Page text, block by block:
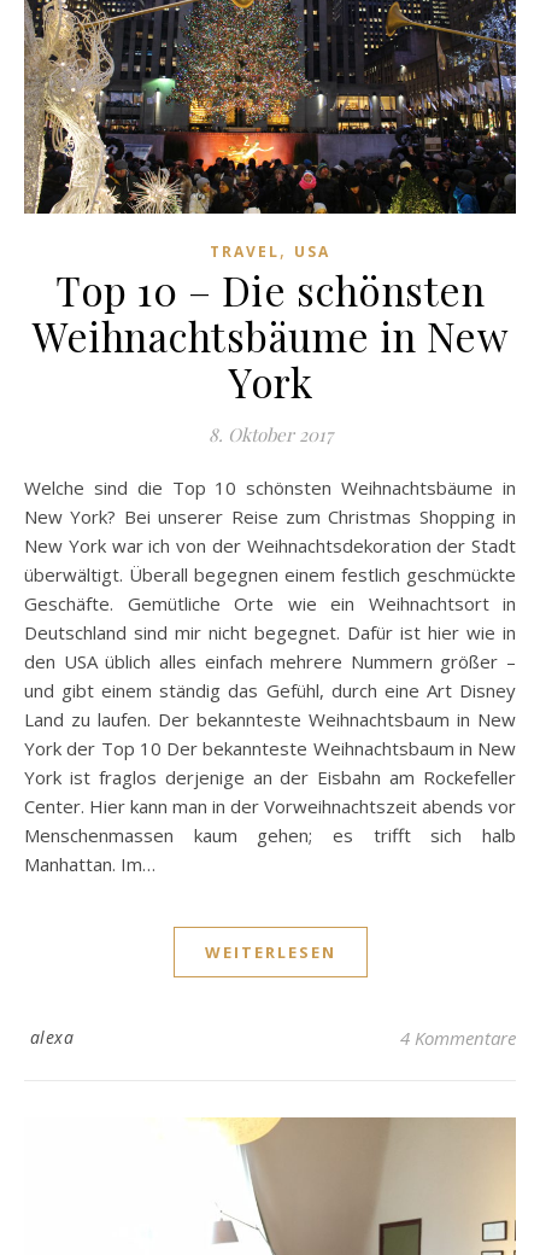
TRAVEL, USA
Top 10 – Die schönsten
Weihnachtsbäume in New
York
8. Oktober 2017
Welche sind die Top 10 schönsten Weihnachtsbäume in
New York? Bei unserer Reise zum Christmas Shopping in
New York war ich von der Weihnachtsdekoration der Stadt
überwältigt. Überall begegnen einem festlich geschmückte
Geschäfte. Gemütliche Orte wie ein Weihnachtsort in
Deutschland sind mir nicht begegnet. Dafür ist hier wie in
den USA üblich alles einfach mehrere Nummern größer –
und gibt einem ständig das Gefühl, durch eine Art Disney
Land zu laufen. Der bekannteste Weihnachtsbaum in New
York der Top 10 Der bekannteste Weihnachtsbaum in New
York ist fraglos derjenige an der Eisbahn am Rockefeller
Center. Hier kann man in der Vorweihnachtszeit abends vor
Menschenmassen kaum gehen; es trifft sich halb
Manhattan. Im…
WEITERLESEN
alexa 4 Kommentare